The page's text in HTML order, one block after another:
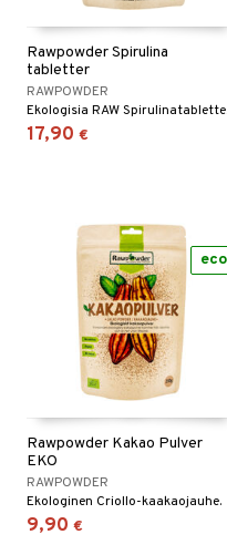
Rawpowder Spirulina
tabletter
RAWPOWDER
17,90 €
Rawpowder Kakao Pulver
EKO
RAWPOWDER
Ekologinen Criollo-kaakaojauhe.
9,90 €
eco